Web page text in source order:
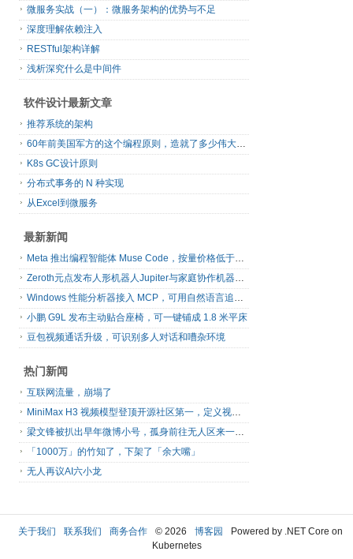
微服务实战（一）：微服务架构的优势与不足
深度理解依赖注入
RESTful架构详解
浅析深究什么是中间件
软件设计最新文章
推荐系统的架构
60年前美国军方的这个编程原则，造就了多少伟大的框架
K8s GC设计原则
分布式事务的 N 种实现
从Excel到微服务
最新新闻
Meta 推出编程智能体 Muse Code，按量价格低于主流同类工具
Zeroth元点发布人形机器人Jupiter与家庭协作机器人N1
Windows 性能分析器接入 MCP，可用自然语言追查系统卡顿
小鹏 G9L 发布主动贴合座椅，可一键铺成 1.8 米平床
豆包视频通话升级，可识别多人对话和嘈杂环境
热门新闻
互联网流量，崩塌了
MiniMax H3 视频模型登顶开源社区第一，定义视频模型领域“斩杀线”
梁文锋被扒出早年微博小号，孤身前往无人区来一场相当 deep 的 seek 旅行
「1000万」的竹知了，下架了「余大嘴」
无人再议AI六小龙
关于我们 联系我们 商务合作 © 2026 博客园
Powered by .NET Core on
Kubernetes